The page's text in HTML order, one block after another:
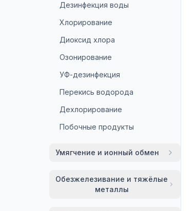
Дезинфекция воды
Хлорирование
Диоксид хлора
Озонирование
УФ-дезинфекция
Перекись водорода
Дехлорирование
Побочные продукты
Умягчение и ионный обмен
Обезжелезивание и тяжёлые
металлы